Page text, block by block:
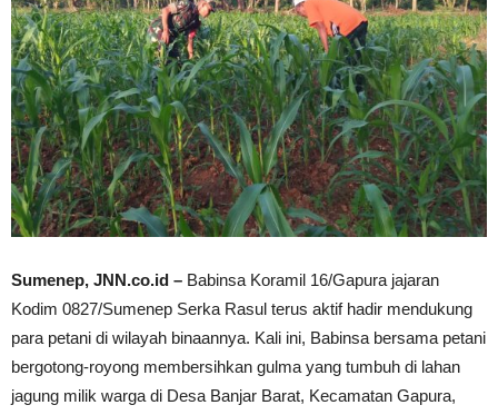
Sumenep, JNN.co.id – Babinsa Koramil 16/Gapura jajaran
Kodim 0827/Sumenep Serka Rasul terus aktif hadir mendukung
para petani di wilayah binaannya. Kali ini, Babinsa bersama petani
bergotong-royong membersihkan gulma yang tumbuh di lahan
jagung milik warga di Desa Banjar Barat, Kecamatan Gapura,